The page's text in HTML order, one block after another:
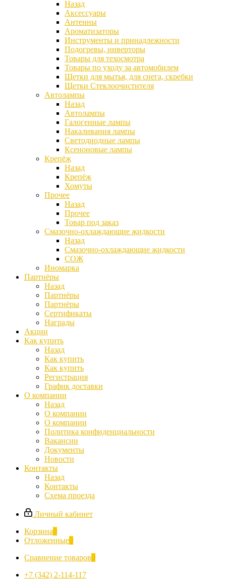
Назад
Аксессуары
Антенны
Ароматизаторы
Инструменты и принадлежности
Подогревы, инверторы
Товары для техосмотра
Товары по уходу за автомобилем
Щетки для мытья, для снега, скребки
Щетки Стеклоочистителя
Автолампы
Назад
Автолампы
Галогенные лампы
Накаливания лампы
Светодиодные лампы
Ксеноновые лампы
Крепёж
Назад
Крепёж
Хомуты
Прочее
Назад
Прочее
Товар под заказ
Смазочно-охлаждающие жидкости
Назад
Смазочно-охлаждающие жидкости
СОЖ
Иномарка
Партнёры
Назад
Партнёры
Партнёры
Сертификаты
Награды
Акции
Как купить
Назад
Как купить
Как купить
Регистрация
График доставки
О компании
Назад
О компании
О компании
Политика конфиденциальности
Вакансии
Документы
Новости
Контакты
Назад
Контакты
Схема проезда
Личный кабинет
Корзина0
Отложенные0
Сравнение товаров0
+7 (342) 2-114-117